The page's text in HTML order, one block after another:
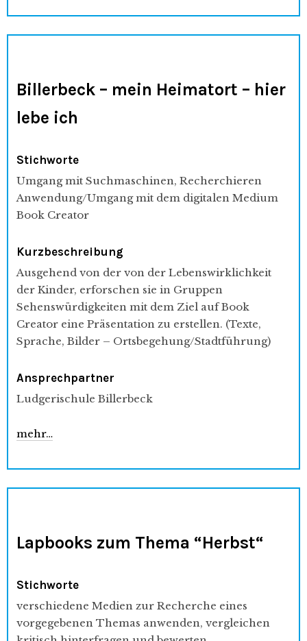
Billerbeck – mein Heimatort – hier
lebe ich
Stichworte
Umgang mit Suchmaschinen, Recherchieren
Anwendung/Umgang mit dem digitalen Medium
Book Creator
Kurzbeschreibung
Ausgehend von der von der Lebenswirklichkeit
der Kinder, erforschen sie in Gruppen
Sehenswürdigkeiten mit dem Ziel auf Book
Creator eine Präsentation zu erstellen. (Texte,
Sprache, Bilder – Ortsbegehung/Stadtführung)
Ansprechpartner
Ludgerischule Billerbeck
mehr…
Lapbooks zum Thema “Herbst“
Stichworte
verschiedene Medien zur Recherche eines
vorgegebenen Themas anwenden, vergleichen